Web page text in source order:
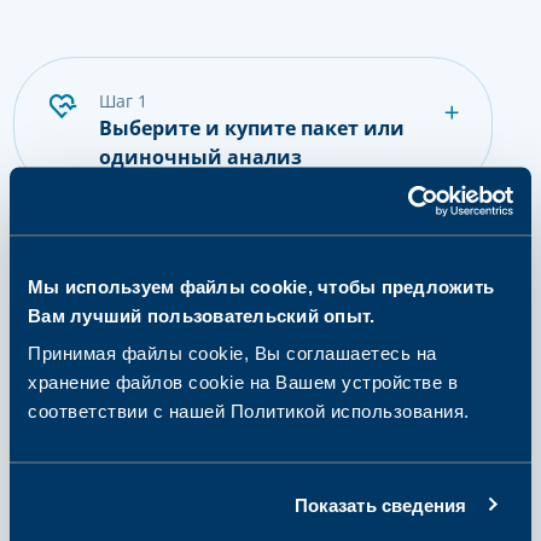
Мы используем файлы cookie, чтобы предложить
Вам лучший пользовательский опыт.
Принимая файлы cookie, Вы соглашаетесь на
хранение файлов cookie на Вашем устройстве в
соответствии с нашей Политикой использования.
Показать сведения
шаг 1
Выберите и купите пакет или
одиночный анализ
Подготовьтесь к сдаче
анализов
Сдайте пробу